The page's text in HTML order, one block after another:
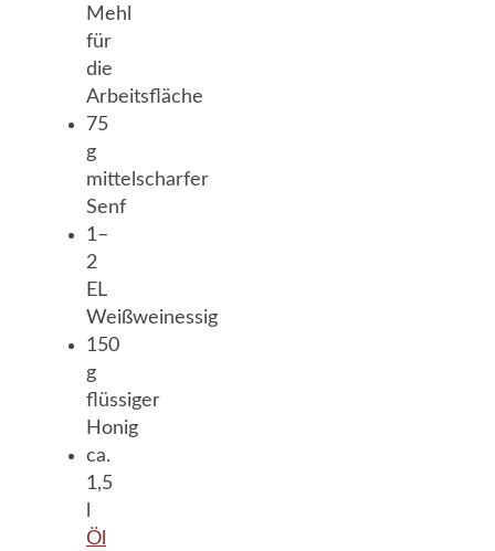
Mehl
für
die
Arbeitsfläche
75
g
mittelscharfer
Senf
1–
2
EL
Weißweinessig
150
g
flüssiger
Honig
ca.
1,5
Öl